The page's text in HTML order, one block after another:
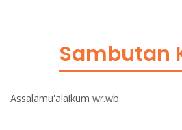
Sambutan
Assalamu'alaikum wr.wb.